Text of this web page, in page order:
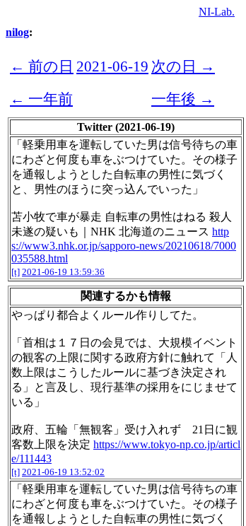
NI-Lab.
nilog:
← 前の日 2021-06-19 次の日 →
← 一年前
一年後 →
Twitter (2021-06-19)
「軽乗用車を運転していた男は信号待ちの車
にわざと何度も車をぶつけていた。その様子
を通報しようとした自転車の男性に気づく
と、男性のほうに突っ込んでいった」
苫小牧で車が暴走 自転車の男性はねる 殺人
未遂の疑いも｜NHK 北海道のニュース http
s://www3.nhk.or.jp/sapporo-news/20210618/7000
035588.html
[t] 2021-06-19 13:59:36
関連するかも情報
やっぱり都合よくルール作りしてた。
「首相は１７日の会見では、大規模イベント
の観客の上限に関する政府方針に触れて「人
数上限はこうしたルールに基づき決定され
る」と言及し、現行基準の採用をにじませて
いる」
政府、五輪「無観客」受け入れず 21日に観
客数上限を決定 https://www.tokyo-np.co.jp/articl
e/111443
[t] 2021-06-19 13:52:02
「軽乗用車を運転していた男は信号待ちの車
にわざと何度も車をぶつけていた。その様子
を通報しようとした自転車の男性に気づく